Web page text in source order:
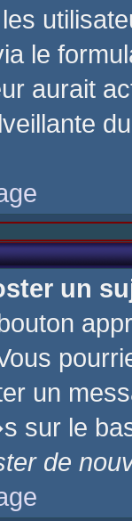
le
aurait
un
un
sur le
de